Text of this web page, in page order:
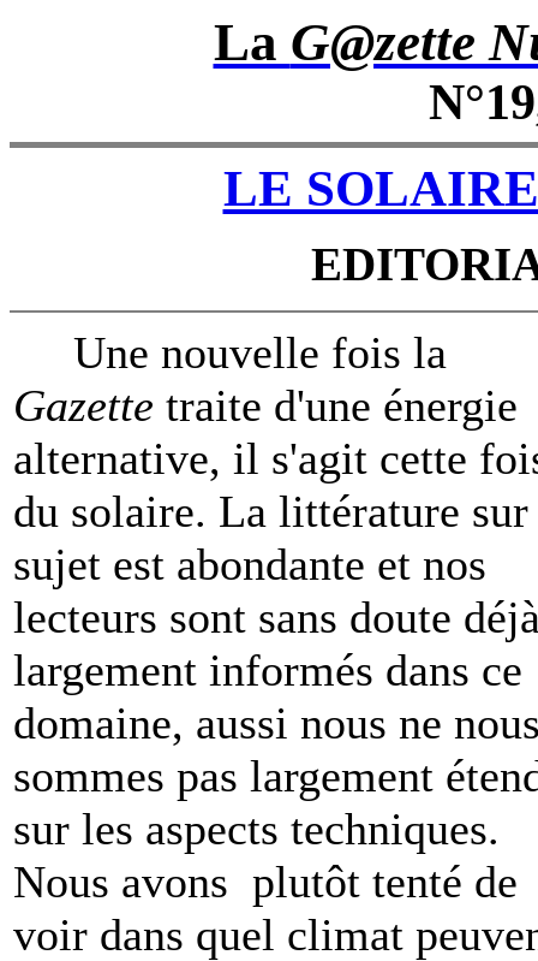
La G@zette
N°19
LE SOLAIRE
Une nouvelle fois la
Gazette traite d'une énergie
alternative, il s'agit cette
du solaire. La littérature sur
sujet est abondante et nos
lecteurs sont sans doute
largement informés dans ce
domaine, aussi nous ne
sommes pas largement
sur les aspects techniques.
Nous avons plutôt tenté de
voir dans quel climat